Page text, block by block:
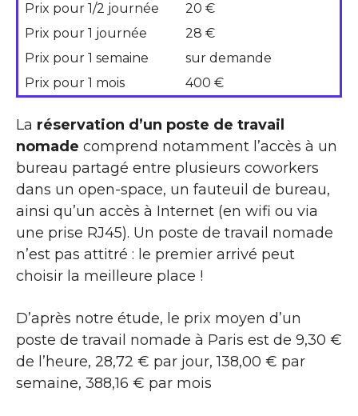
Prix pour 1/2 journée
20 €
Prix pour 1 journée
28 €
Prix pour 1 semaine
sur demande
Prix pour 1 mois
400 €
La réservation d’un poste de travail
nomade comprend notamment l’accès à un
bureau partagé entre plusieurs coworkers
dans un open-space, un fauteuil de bureau,
ainsi qu’un accès à Internet (en wifi ou via
une prise RJ45). Un poste de travail nomade
n’est pas attitré : le premier arrivé peut
choisir la meilleure place !
D’après notre étude, le prix moyen d’un
poste de travail nomade à Paris est de 9,30 €
de l’heure, 28,72 € par jour, 138,00 € par
semaine, 388,16 € par mois